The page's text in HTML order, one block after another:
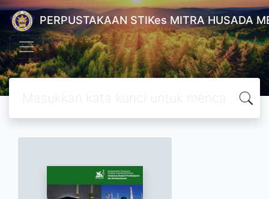
PERPUSTAKAAN STIKes MITRA HUSADA